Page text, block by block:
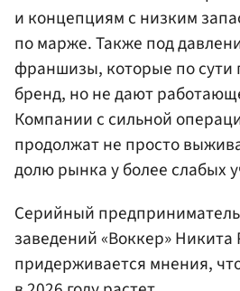
и концепциям с низким
по марже. Также под
франшизы, которые по сути
бренд, но не дают
Компании с сильной
продолжат не просто
долю рынка у более слабых
Серийный
заведений «Воккер»
придерживается мнения,